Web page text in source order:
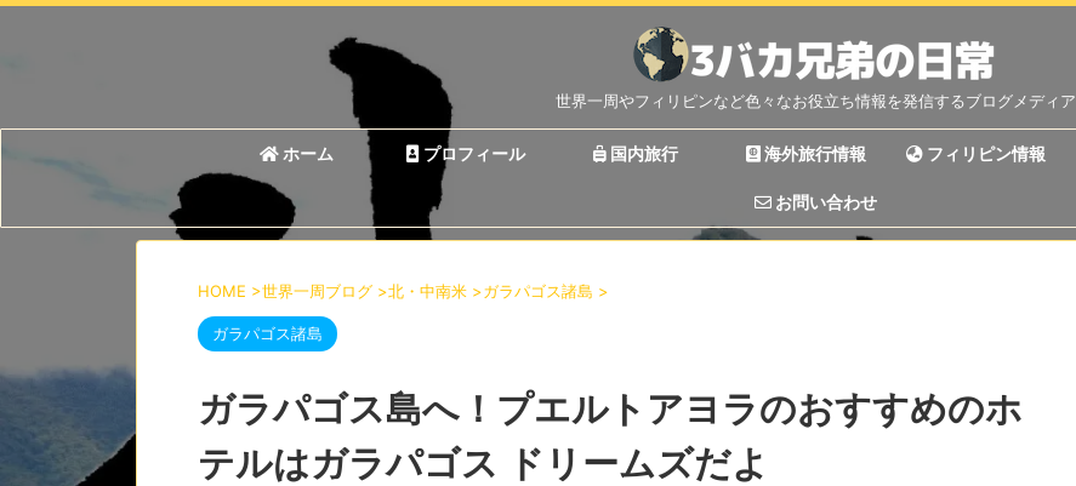
世界一周やフィリピンなど色々なお役立ち情報を発信するブログメディア
ホーム プロフィール 国内旅行 海外旅行情報 フィリピン情報
お問い合わせ
HOME >世界一周ブログ >北・中南米 >ガラパゴス諸島 >
ガラパゴス諸島
ガラパゴス島へ！プエルトアヨラのおすすめのホ
テルはガラパゴス ドリームズだよ